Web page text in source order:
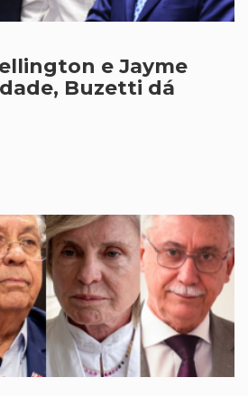
e Jayme
Buzetti dá